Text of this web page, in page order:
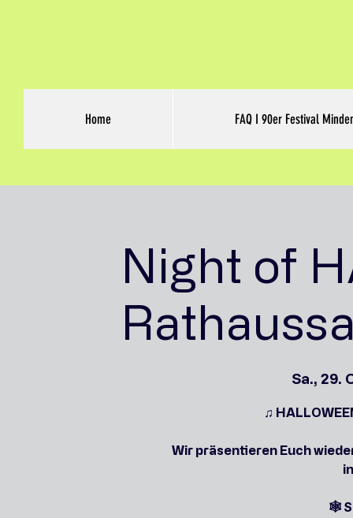
Home FAQ I 90er Festival
Night of
Sa., 29.
♫
Wir präsentieren Euch
🕸